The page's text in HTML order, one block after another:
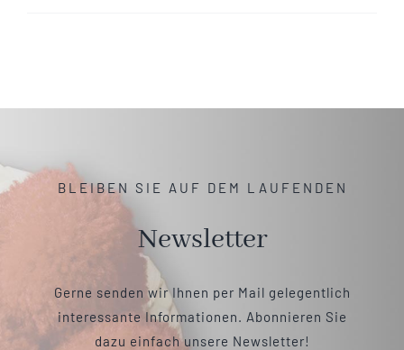
BLEIBEN SIE AUF DEM LAUFENDEN
Newsletter
Gerne senden wir Ihnen per Mail gelegentlich
interessante Informationen. Abonnieren Sie
dazu einfach unsere Newsletter!